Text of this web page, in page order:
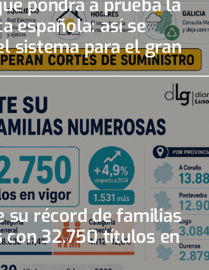
española: así se
sistema para el gran
su récord de familias
con 32.750 títulos en